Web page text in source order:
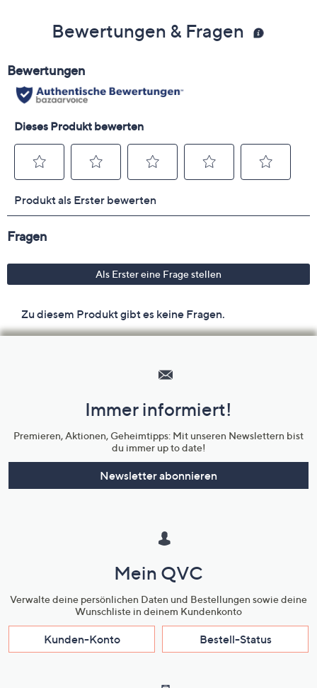
Bewertungen & Fragen
Unternehmensinformationen
Immer informiert!
Premieren, Aktionen, Geheimtipps: Mit unseren Newslettern bist
du immer up to date!
Newsletter abonnieren
Mein QVC
Verwalte deine persönlichen Daten und Bestellungen sowie deine
Wunschliste in deinem Kundenkonto
Kunden-Konto Bestell-Status